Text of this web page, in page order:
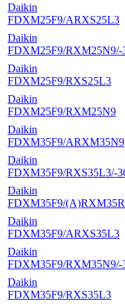
Daikin
FDXM25F9/ARXS25L3
Daikin
FDXM25F9/RXM25N9/-
Daikin
FDXM25F9/RXS25L3
Daikin
FDXM25F9/RXM25N9
Daikin
FDXM35F9/ARXM35N9
Daikin
FDXM35F9/RXS35L3/-
Daikin
FDXM35F9/
Daikin
FDXM35F9/ARXS35L3
Daikin
FDXM35F9/RXM35N9/-
Daikin
FDXM35F9/RXS35L3